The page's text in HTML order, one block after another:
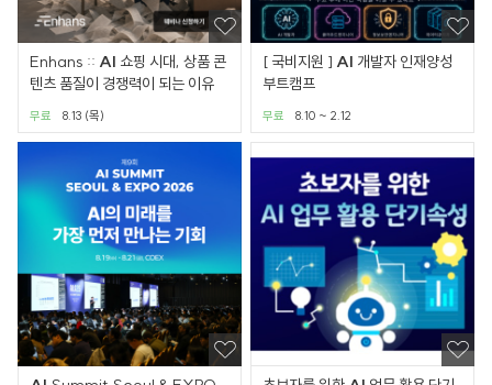
Enhans :: AI 쇼핑 시대, 상품 콘
텐츠 품질이 경쟁력이 되는 이유
8.13 (목)
무료
[ 국비지원 ] AI 개발자 인재양성
부트캠프
8.10 ~ 2.12
무료